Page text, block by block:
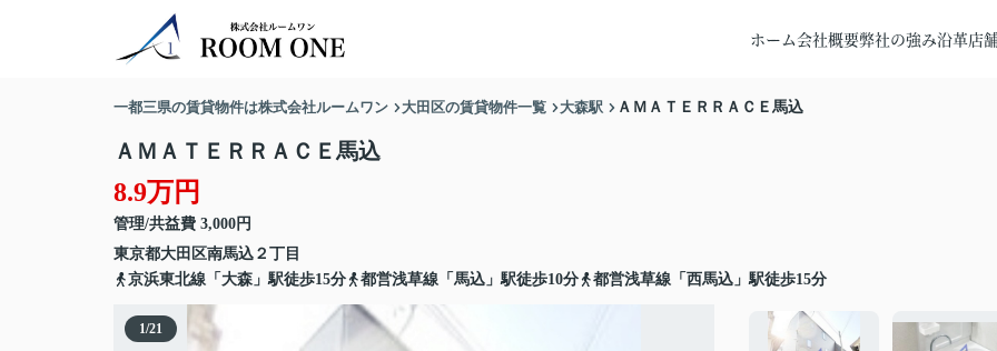
ホーム会社概要弊社の強み沿革店
一都三県の賃貸物件は株式会社ルームワン 大田区の賃貸物件一覧 大森駅 ＡＭＡＴＥＲＲＡＣＥ馬込
ＡＭＡＴＥＲＲＡＣＥ馬込
8.9万円
管理/共益費 3,000円
東京都大田区南馬込 ２丁目
京浜東北線「大森」駅徒歩15分
都営浅草線「馬込」駅徒歩10分 都営浅草線「西馬込」駅徒歩15分
1/21